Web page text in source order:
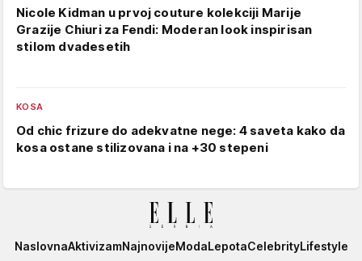
Nicole Kidman u prvoj couture kolekciji Marije
Grazije Chiuri za Fendi: Moderan look inspirisan
stilom dvadesetih
KOSA
Od chic frizure do adekvatne nege: 4 saveta kako da
kosa ostane stilizovana i na +30 stepeni
Elle
NaslovnaAktivizamNajnovijeModaLepotaCelebrityLifestyle